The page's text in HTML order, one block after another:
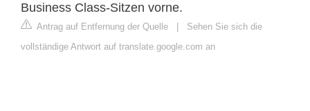
Business Class-Sitzen vorne.
Antrag auf Entfernung der Quelle
Sehen Sie sich die
vollständige Antwort auf translate.google.com an